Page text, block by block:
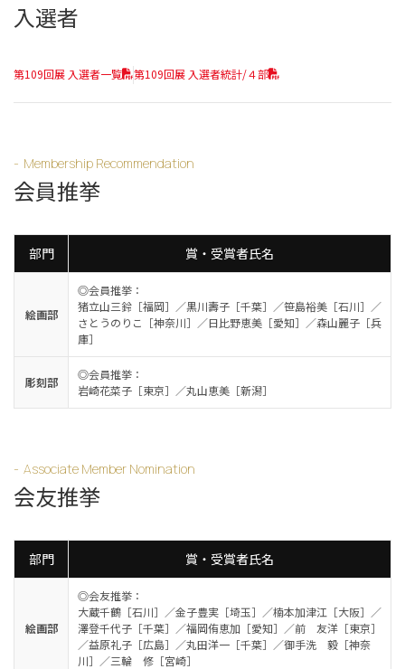
入選者
第109回展 入選者一覧 第109回展 入選者統計/４部
Membership Recommendation
会員推挙
部門 賞・受賞者氏名
絵画部
◎会員推挙：
猪立山三鈴［福岡］／黒川壽子［千葉］／笹島裕美［石川］／
さとうのりこ［神奈川］／日比野恵美［愛知］／森山麗子［兵
庫］
彫刻部
◎会員推挙：
岩崎花菜子［東京］／丸山恵美［新潟］
Associate Member Nomination
会友推挙
部門 賞・受賞者氏名
絵画部
◎会友推挙：
大蔵千鶴［石川］／金子豊実［埼玉］／楠本加津江［大阪］／
澤登千代子［千葉］／福岡侑恵加［愛知］／前 友洋［東京］
／益原礼子［広島］／丸田洋一［千葉］／御手洗 毅［神奈
川］／三輪 修［宮崎］